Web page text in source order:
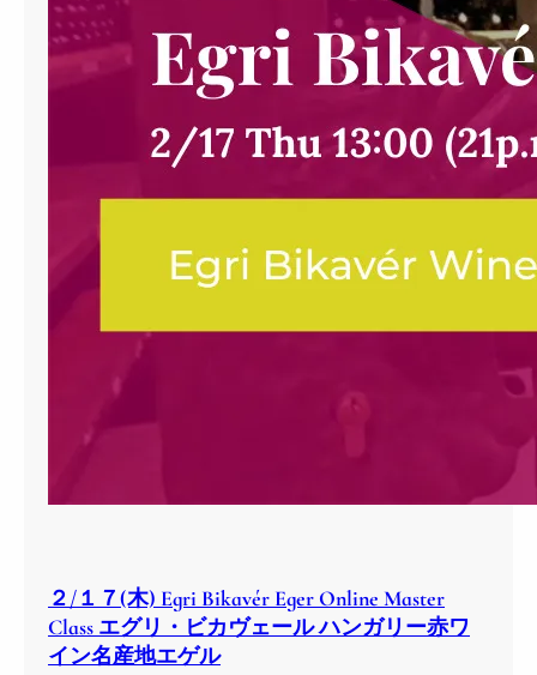
２/１７(木) Egri Bikavér Eger Online Master
Class エグリ・ビカヴェール ハンガリー赤ワ
イン名産地エゲル